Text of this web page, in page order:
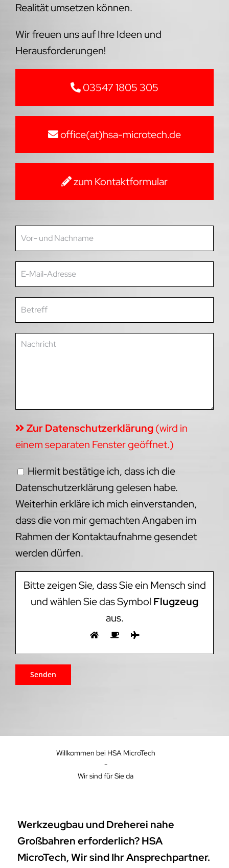
Realität umsetzen können.
Wir freuen uns auf Ihre Ideen und
Herausforderungen!
03547 1805 305
office(at)hsa-microtech.de
zum Kontaktformular
Zur Datenschutzerklärung(wird in
einem separaten Fenster geöffnet.)
Hiermit bestätige ich, dass ich die
Datenschutzerklärung gelesen habe.
Weiterhin erkläre ich mich einverstanden,
dass die von mir gemachten Angaben im
Rahmen der Kontaktaufnahme gesendet
werden dürfen.
Bitte zeigen Sie, dass Sie ein Mensch sind
und wählen Sie das Symbol Flugzeug
aus.
Willkommen bei HSA MicroTech
-
Wir sind für Sie da
Werkzeugbau und Dreherei nahe
Großbahren erforderlich? HSA
MicroTech, Wir sind Ihr Ansprechpartner.